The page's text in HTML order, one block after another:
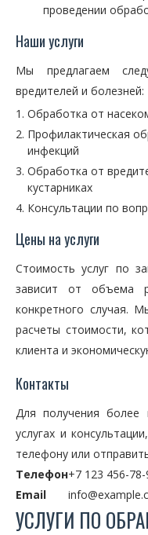
проведении
Наши услуги
Мы предлагаем
вредителей и болезней:
Обработка от
Профилактическая
инфекций
Обработка от
кустарниках
Консультации по
Цены на услуги
Стоимость услуг по
зависит от объема
конкретного случая.
расчеты стоимости,
клиента и
Контакты
Для получения
услугах и
телефону или
Телефон+7 123 456-78-
Email
УСЛУГИ ПО